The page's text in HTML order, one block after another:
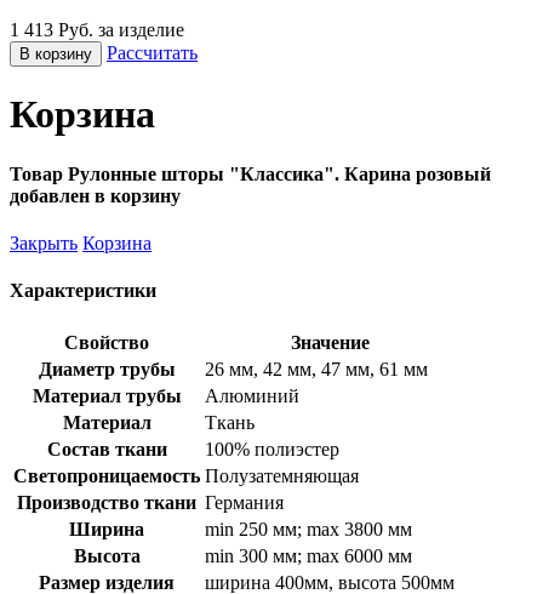
1 413 Руб. за изделие
В корзину Рассчитать
Корзина
Товар Рулонные шторы "Классика". Карина розовый
добавлен в корзину
Закрыть Корзина
Характеристики
Свойство
Значение
Диаметр трубы
26 мм, 42 мм, 47 мм, 61 мм
Материал трубы
Алюминий
Материал
Ткань
Состав ткани
100% полиэстер
Светопроницаемость Полузатемняющая
Производство ткани Германия
Ширина
min 250 мм; max 3800 мм
Высота
min 300 мм; max 6000 мм
Размер изделия
ширина 400мм, высота 500мм